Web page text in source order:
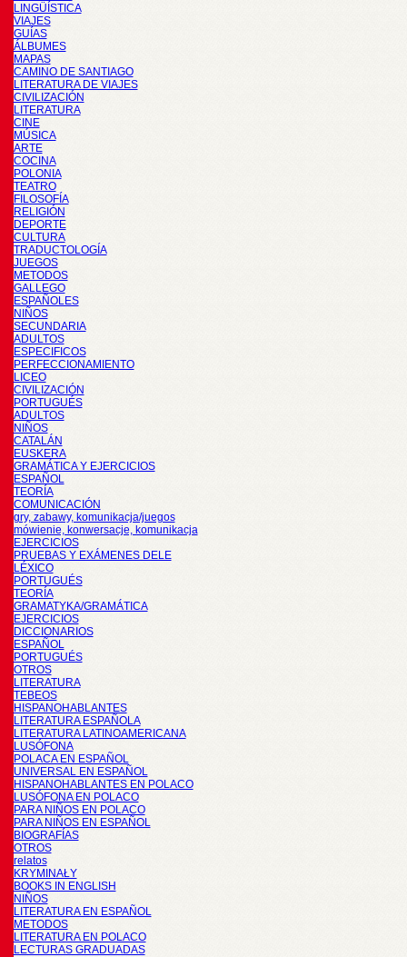
LINGÜÍSTICA
VIAJES
GUÍAS
ÁLBUMES
MAPAS
CAMINO DE SANTIAGO
LITERATURA DE VIAJES
CIVILIZACIÓN
LITERATURA
CINE
MÚSICA
ARTE
COCINA
POLONIA
TEATRO
FILOSOFÍA
RELIGIÓN
DEPORTE
CULTURA
TRADUCTOLOGÍA
JUEGOS
METODOS
GALLEGO
ESPAÑOLES
NIÑOS
SECUNDARIA
ADULTOS
ESPECIFICOS
PERFECCIONAMIENTO
LICEO
CIVILIZACIÓN
PORTUGUÉS
ADULTOS
NIÑOS
CATALÁN
EUSKERA
GRAMÁTICA Y EJERCICIOS
ESPAÑOL
TEORÍA
COMUNICACIÓN
gry, zabawy, komunikacja/juegos
mówienie, konwersacje, komunikacja
EJERCICIOS
PRUEBAS Y EXÁMENES DELE
LÉXICO
PORTUGUÉS
TEORÍA
GRAMATYKA/GRAMÁTICA
EJERCICIOS
DICCIONARIOS
ESPAÑOL
PORTUGUÉS
OTROS
LITERATURA
TEBEOS
HISPANOHABLANTES
LITERATURA ESPAÑOLA
LITERATURA LATINOAMERICANA
LUSÓFONA
POLACA EN ESPAÑOL
UNIVERSAL EN ESPAÑOL
HISPANOHABLANTES EN POLACO
LUSÓFONA EN POLACO
PARA NIÑOS EN POLACO
PARA NIÑOS EN ESPAÑOL
BIOGRAFÍAS
OTROS
relatos
KRYMINAŁY
BOOKS IN ENGLISH
NIÑOS
LITERATURA EN ESPAÑOL
METODOS
LITERATURA EN POLACO
LECTURAS GRADUADAS